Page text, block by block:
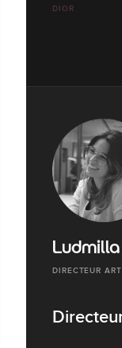
DIOR
Ludmilla
DIRECTEUR